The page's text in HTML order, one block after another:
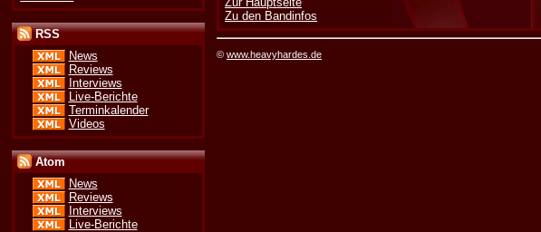
RSS
News
Reviews
Interviews
Live-Berichte
Terminkalender
Videos
Atom
News
Reviews
Interviews
Live-Berichte
Zu den Bandinfos
©www.heavyhardes.de